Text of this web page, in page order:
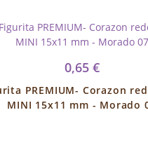
0,65 €
PREMIUM- Corazon
MINI 15x11 mm - Morado